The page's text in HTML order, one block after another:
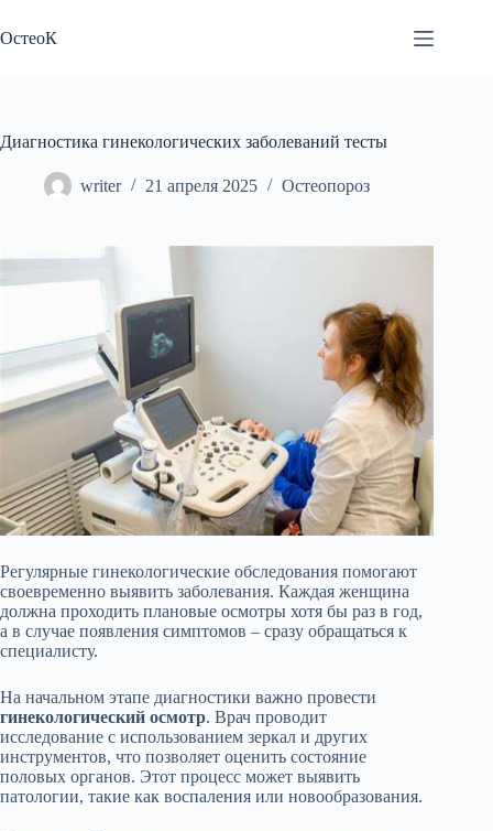
к
сути
ОстеоК
Диагностика гинекологических заболеваний тесты
writer 21 апреля 2025 Остеопороз
Регулярные гинекологические обследования помогают
своевременно выявить заболевания. Каждая женщина
должна проходить плановые осмотры хотя бы раз в год,
а в случае появления симптомов – сразу обращаться к
специалисту.
На начальном этапе диагностики важно провести
гинекологический осмотр. Врач проводит
исследование с использованием зеркал и других
инструментов, что позволяет оценить состояние
половых органов. Этот процесс может выявить
патологии, такие как воспаления или новообразования.